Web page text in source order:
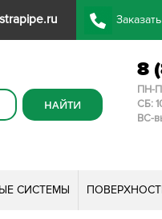
8
ПН-
СБ:
ВС-
СИСТЕМЫ